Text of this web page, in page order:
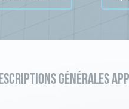
GÉNÉRALES